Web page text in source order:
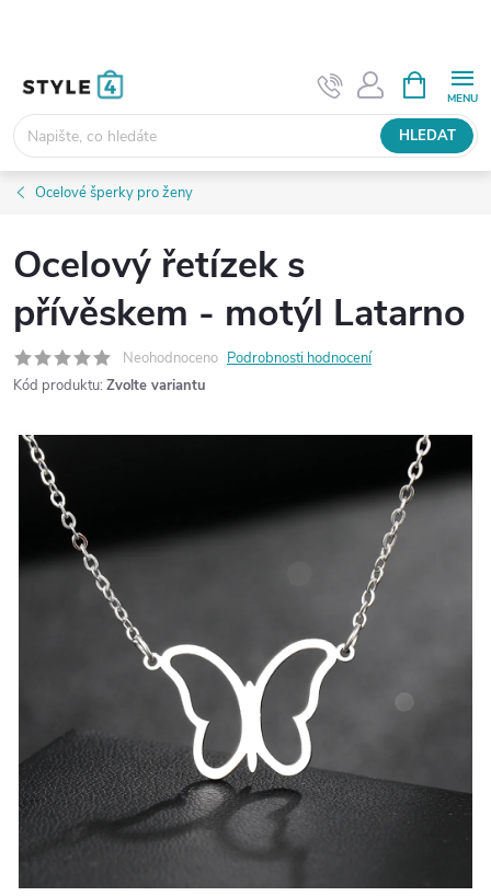
HLEDAT
NÁKUPNÍ
KOŠÍK
Ocelové šperky pro ženy
Ocelový řetízek s
přívěskem - motýl Latarno
Neohodnoceno Podrobnosti hodnocení
Kód produktu: Zvolte variantu